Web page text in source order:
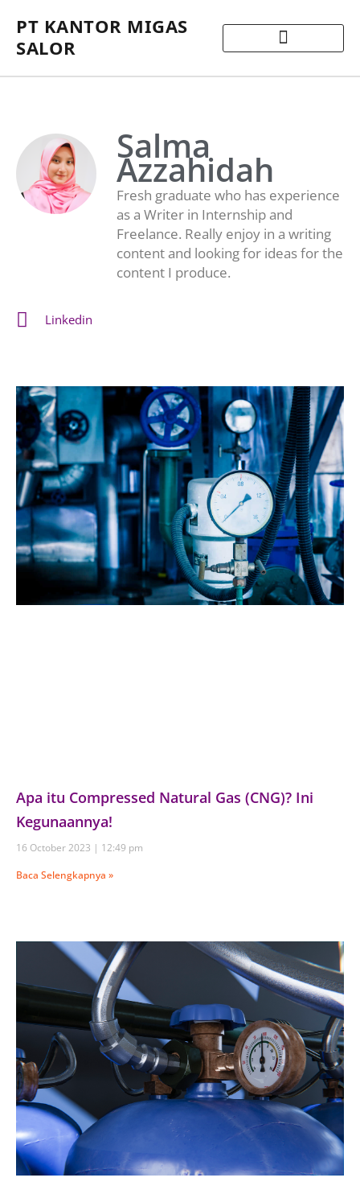
PT KANTOR MIGAS
SALOR
Salma
Azzahidah
Fresh graduate who has experience
as a Writer in Internship and
Freelance. Really enjoy in a writing
content and looking for ideas for the
content I produce.
Linkedin
Apa itu Compressed Natural Gas (CNG)? Ini
Kegunaannya!
16 October 2023
12:49 pm
Baca Selengkapnya »